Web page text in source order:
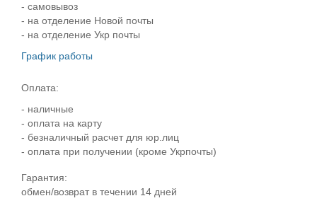
- самовывоз
- на отделение Новой почты
- на отделение Укр почты
График работы
Оплата:
- наличные
- оплата на карту
- безналичный расчет для юр.лиц
- оплата при получении (кроме Укрпочты)
Гарантия:
обмен/возврат в течении 14 дней